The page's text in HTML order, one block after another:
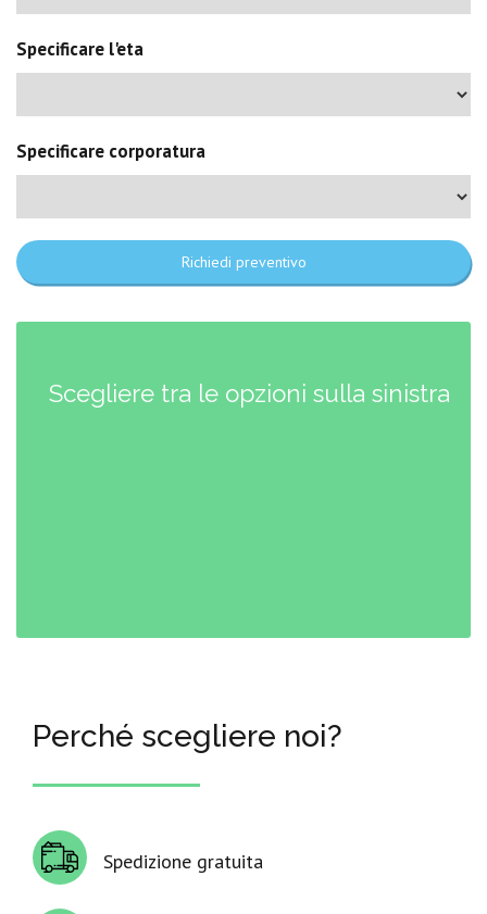
Specificare l'eta
Specificare corporatura
Richiedi preventivo
Scegliere tra le opzioni sulla sinistra
Perché scegliere noi?
Spedizione gratuita